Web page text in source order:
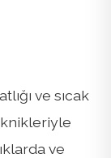
ve sıcak
ve